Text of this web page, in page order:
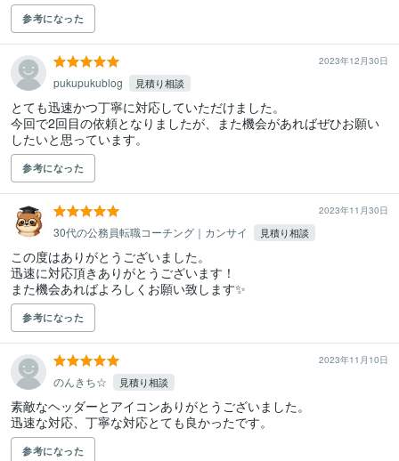
参考になった
2023年12月30日
pukupukublog 見積り相談
とても迅速かつ丁寧に対応していただけました。
今回で2回目の依頼となりましたが、また機会があればぜひお願い
したいと思っています。
参考になった
2023年11月30日
30代の公務員転職コーチング｜カンサイ 見積り相談
この度はありがとうございました。
迅速に対応頂きありがとうございます！
また機会あればよろしくお願い致します✨
参考になった
2023年11月10日
のんきち☆ 見積り相談
素敵なヘッダーとアイコンありがとうございました。
参考になった